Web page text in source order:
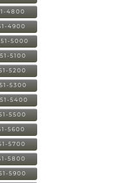
4800
4900
5000
5100
5200
5300
5400
5500
5600
5700
5800
5900